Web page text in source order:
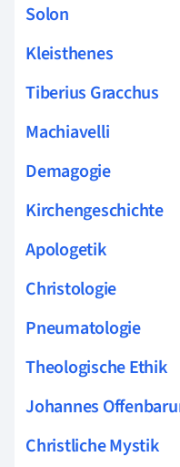
Solon
Kleisthenes
Tiberius Gracchus
Machiavelli
Demagogie
Kirchengeschichte
Apologetik
Christologie
Pneumatologie
Theologische Ethik
Johannes
Christliche Mystik